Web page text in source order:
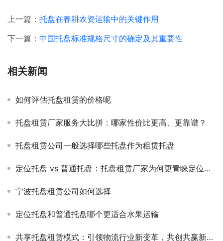
上一篇： 托盘在春耕农资运输中的关键作用
下一篇： 中国托盘标准规格尺寸的确定及其重要性
相关新闻
如何评估托盘租赁的价格呢
托盘租赁厂家服务大比拼：哪家性价比更高、更靠谱？
托盘租赁公司一般选择哪些托盘作为租赁托盘
定位托盘 vs 普通托盘：托盘租赁厂家为何更青睐定位托盘？
宁波托盘租赁公司如何选择
定位托盘和普通托盘哪个更适合水果运输
共享托盘租赁模式：引领物流行业新变革，共创共赢新局面